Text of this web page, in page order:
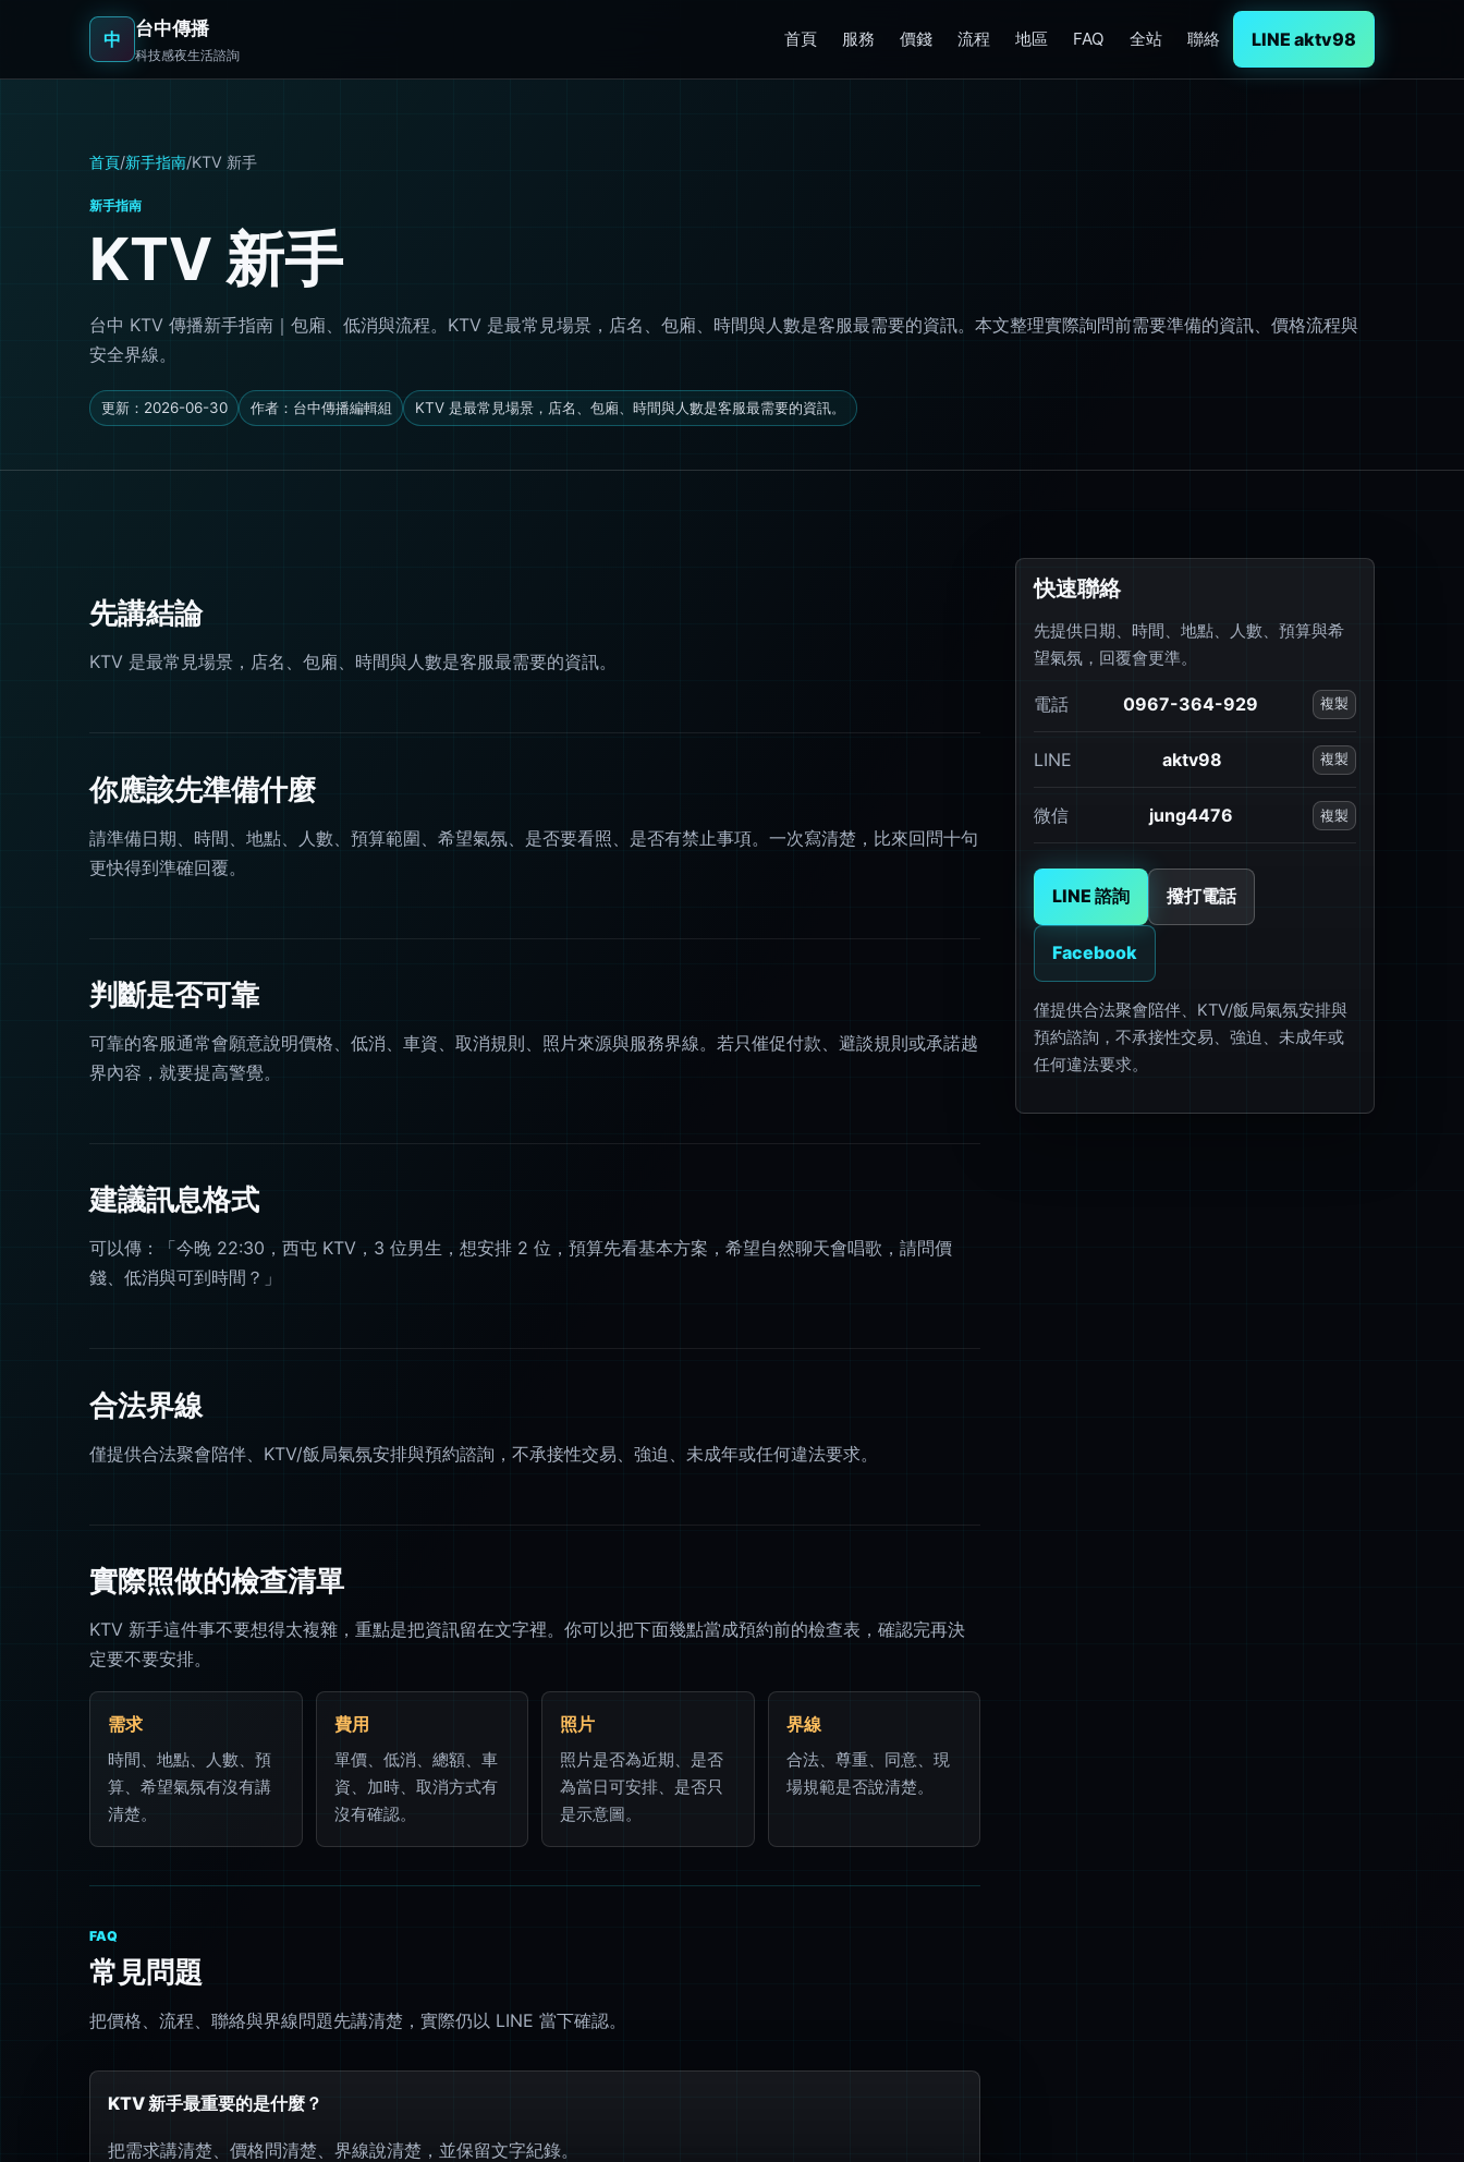
中 台中傳播
科技感夜生活諮詢
首頁 服務 價錢 流程 地區 FAQ 全站 聯絡 LINE aktv98
首頁/新手指南/KTV 新手
新手指南
KTV 新手
台中 KTV 傳播新手指南｜包廂、低消與流程。KTV 是最常見場景，店名、包廂、時間與人數是客服最需要的資訊。本文整理實際詢問前需要準備的資訊、價格流程與
安全界線。
更新：2026-06-30 作者：台中傳播編輯組 KTV 是最常見場景，店名、包廂、時間與人數是客服最需要的資訊。
先講結論
KTV 是最常見場景，店名、包廂、時間與人數是客服最需要的資訊。
你應該先準備什麼
請準備日期、時間、地點、人數、預算範圍、希望氣氛、是否要看照、是否有禁止事項。一次寫清楚，比來回問十句
更快得到準確回覆。
判斷是否可靠
可靠的客服通常會願意說明價格、低消、車資、取消規則、照片來源與服務界線。若只催促付款、避談規則或承諾越
界內容，就要提高警覺。
建議訊息格式
可以傳：「今晚 22:30，西屯 KTV，3 位男生，想安排 2 位，預算先看基本方案，希望自然聊天會唱歌，請問價
錢、低消與可到時間？」
合法界線
僅提供合法聚會陪伴、KTV/飯局氣氛安排與預約諮詢，不承接性交易、強迫、未成年或任何違法要求。
實際照做的檢查清單
KTV 新手這件事不要想得太複雜，重點是把資訊留在文字裡。你可以把下面幾點當成預約前的檢查表，確認完再決
定要不要安排。
需求
時間、地點、人數、預
算、希望氣氛有沒有講
清楚。
費用
單價、低消、總額、車
資、加時、取消方式有
沒有確認。
照片
照片是否為近期、是否
為當日可安排、是否只
是示意圖。
界線
合法、尊重、同意、現
場規範是否說清楚。
FAQ
常見問題
把價格、流程、聯絡與界線問題先講清楚，實際仍以 LINE 當下確認。
KTV 新手最重要的是什麼？
把需求講清楚、價格問清楚、界線說清楚，並保留文字紀錄。
快速聯絡
先提供日期、時間、地點、人數、預算與希
望氣氛，回覆會更準。
電話 0967-364-929 複製
LINE aktv98 複製
微信 jung4476 複製
LINE 諮詢 撥打電話
Facebook
僅提供合法聚會陪伴、KTV/飯局氣氛安排與
預約諮詢，不承接性交易、強迫、未成年或
任何違法要求。